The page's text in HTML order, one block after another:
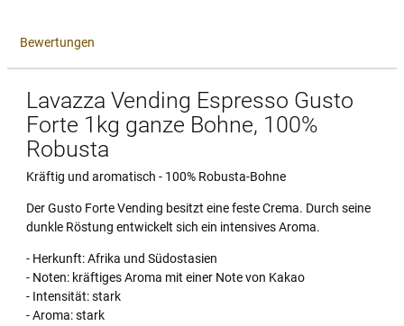
Bewertungen
Lavazza Vending Espresso Gusto
Forte 1kg ganze Bohne, 100%
Robusta
Kräftig und aromatisch - 100% Robusta-Bohne
Der Gusto Forte Vending besitzt eine feste Crema. Durch seine
dunkle Röstung entwickelt sich ein intensives Aroma.
- Herkunft: Afrika und Südostasien
- Noten: kräftiges Aroma mit einer Note von Kakao
- Intensität: stark
- Aroma: stark